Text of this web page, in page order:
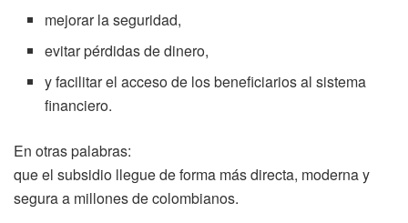
mejorar la seguridad,
evitar pérdidas de dinero,
y facilitar el acceso de los beneficiarios al sistema
financiero.
En otras palabras:
que el subsidio llegue de forma más directa, moderna y
segura a millones de colombianos.